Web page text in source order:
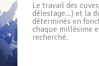
Le travail des
délestage…) et la
déterminés en
chaque millésime
recherché.